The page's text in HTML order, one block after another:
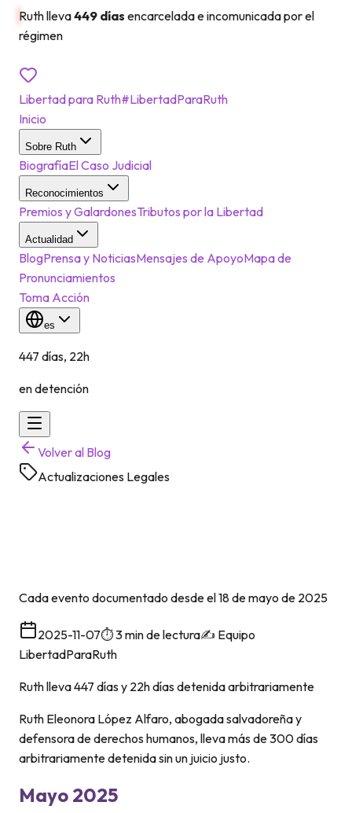
Ruth lleva449 días encarcelada e incomunicada por el
régimen
Libertad para Ruth#LibertadParaRuth
Inicio
Sobre Ruth
BiografíaEl Caso Judicial
Reconocimientos
Premios y GalardonesTributos por la Libertad
Actualidad
BlogPrensa y NoticiasMensajes de ApoyoMapa de
Pronunciamientos
Toma Acción
es
447 días, 22h
en detención
Volver al Blog
Actualizaciones Legales
Cada evento documentado desde el 18 de mayo de 2025
2025-11-07⏱️3 minde lectura✍️ Equipo
LibertadParaRuth
Ruth lleva447 días y 22hdías detenida arbitrariamente
Ruth Eleonora López Alfaro, abogada salvadoreña y
defensora de derechos humanos, lleva más de 300 días
arbitrariamente detenida sin un juicio justo.
Mayo 2025